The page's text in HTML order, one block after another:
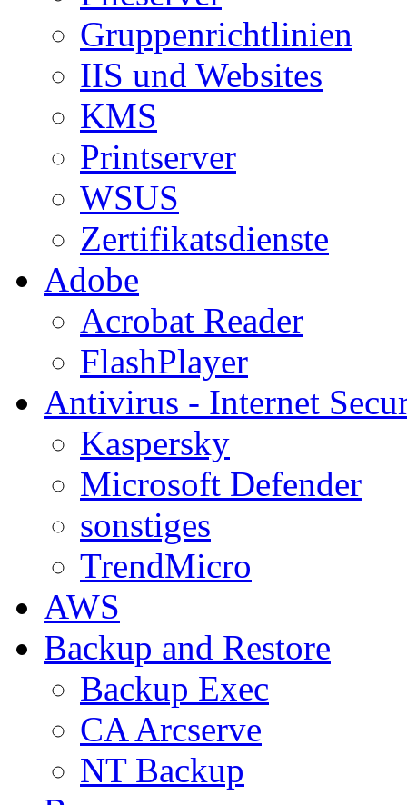
Gruppenrichtlinien
IIS und Websites
KMS
Printserver
WSUS
Zertifikatsdienste
Adobe
Acrobat Reader
FlashPlayer
Antivirus - Internet
Kaspersky
Microsoft Defender
sonstiges
TrendMicro
AWS
Backup and Restore
Backup Exec
CA Arcserve
NT Backup